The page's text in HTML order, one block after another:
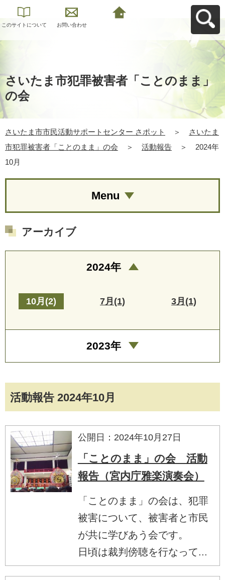
このサイトについて お問い合わせ
さいたま市犯罪被害者「ことのまま」
の会
さいたま市市民活動サポートセンター さポット ＞
さいたま
市犯罪被害者「ことのまま」の会
＞ 活動報告 ＞
2024年
10月
活動報告 2024年10月
公開日：2024年10月27日
「ことのまま」の会 活動
報告（宮内庁雅楽演奏会）
「ことのまま」の会は、犯罪
被害について、被害者と市民
が共に学びあう会です。
日頃は裁判傍聴を行なって...
Menu
アーカイブ
2024年
10月(2) 7月(1) 3月(1)
2023年